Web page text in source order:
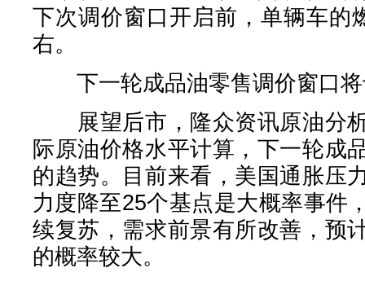
下次调价窗口开启前，单辆车的
右。
下一轮成品油零售调价窗口将
展望后市，隆众资讯原油分
际原油价格水平计算，下一轮成
的趋势。目前来看，美国通胀压
力度降至25个基点是大概率事件
续复苏，需求前景有所改善，预
的概率较大。